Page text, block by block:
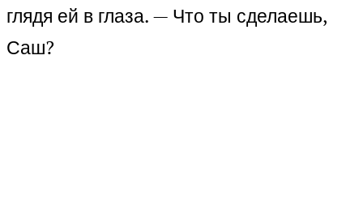
глядя ей в глаза. — Что ты сделаешь,
Саш?